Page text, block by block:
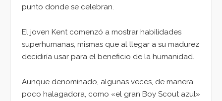
punto donde se celebran.
El joven Kent comenzó a mostrar habilidades
superhumanas, mismas que al llegar a su madurez
decidiría usar para el beneficio de la humanidad.
Aunque denominado, algunas veces, de manera
poco halagadora, como «el gran Boy Scout azul»